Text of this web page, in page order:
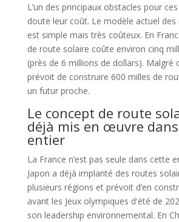
L’un des principaux obstacles pour
doute leur coût. Le modèle actuel
est simple mais très coûteux. En
de route solaire coûte environ cinq
(près de 6 millions de dollars). Malgré
prévoit de construire 600 milles de
un futur proche.
Le concept de route
déjà mis en œuvre
entier
La France n’est pas seule dans cette
Japon a déjà implanté des routes
plusieurs régions et prévoit d’en
avant les Jeux olympiques d'été de
son leadership environnemental. En